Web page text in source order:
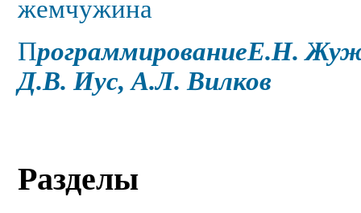
жемчужина
ПрограммированиеЕ.Н.
Д.В. Иус, А.Л. Вилков
Разделы